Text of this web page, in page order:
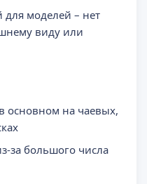
моделей – нет
виду или
основном на чаевых,
за большого числа